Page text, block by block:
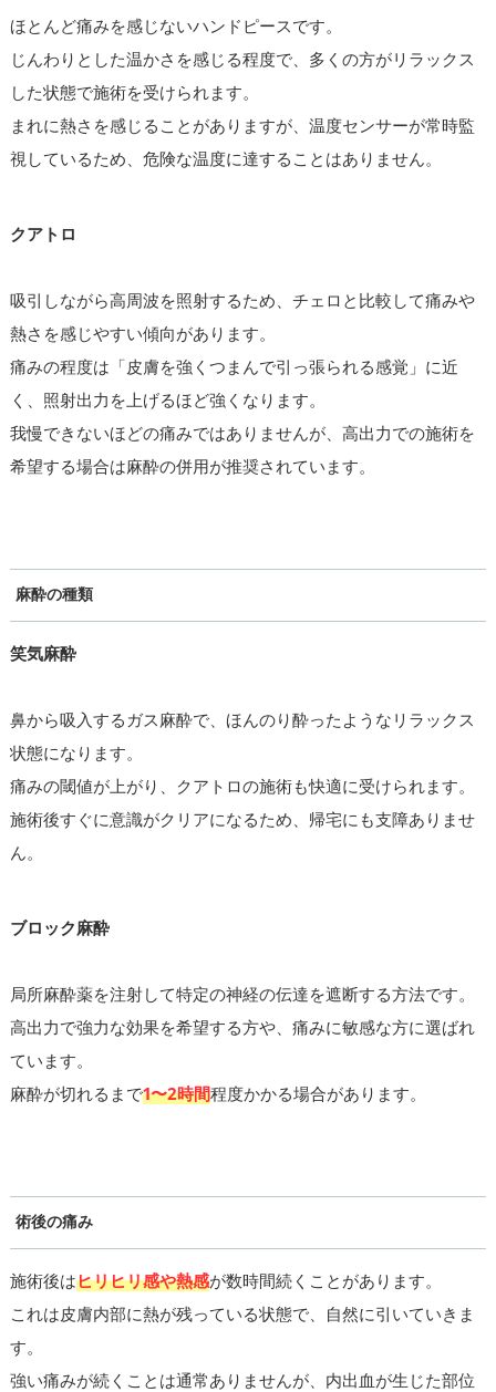
ほとんど痛みを感じないハンドピースです。
じんわりとした温かさを感じる程度で、多くの方がリラックス
した状態で施術を受けられます。
まれに熱さを感じることがありますが、温度センサーが常時監
視しているため、危険な温度に達することはありません。
クアトロ
吸引しながら高周波を照射するため、チェロと比較して痛みや
熱さを感じやすい傾向があります。
痛みの程度は「皮膚を強くつまんで引っ張られる感覚」に近
く、照射出力を上げるほど強くなります。
我慢できないほどの痛みではありませんが、高出力での施術を
希望する場合は麻酔の併用が推奨されています。
麻酔の種類
笑気麻酔
鼻から吸入するガス麻酔で、ほんのり酔ったようなリラックス
状態になります。
痛みの閾値が上がり、クアトロの施術も快適に受けられます。
施術後すぐに意識がクリアになるため、帰宅にも支障ありませ
ん。
ブロック麻酔
局所麻酔薬を注射して特定の神経の伝達を遮断する方法です。
高出力で強力な効果を希望する方や、痛みに敏感な方に選ばれ
ています。
麻酔が切れるまで1〜2時間程度かかる場合があります。
術後の痛み
施術後はヒリヒリ感や熱感が数時間続くことがあります。
これは皮膚内部に熱が残っている状態で、自然に引いていきま
す。
強い痛みが続くことは通常ありませんが、内出血が生じた部位